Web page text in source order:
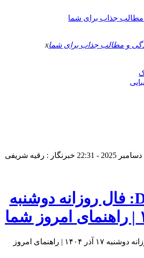
x
خبرنگار : رقیه شریفی
Daily Omen: فال روزانه دوشنبه